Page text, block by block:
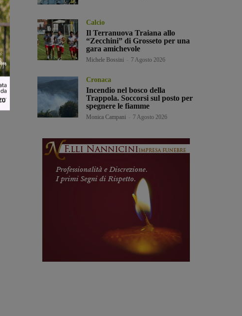
Calcio
Il Terranuova Traiana allo
“Zecchini” di Grosseto per una
gara amichevole
Michele Bossini 7 Agosto 2026
Cronaca
Incendio nel bosco della
Trappola. Soccorsi sul posto per
spegnere le fiamme
Monica Campani 7 Agosto 2026